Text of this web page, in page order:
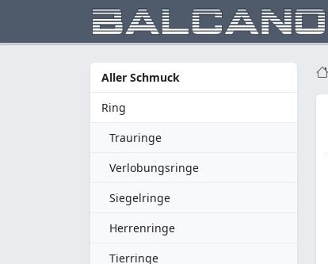
Aller Schmuck
Ring
Trauringe
Verlobungsringe
Siegelringe
Herrenringe
Tierringe